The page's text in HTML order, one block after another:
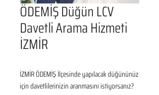
ÖDEMİŞ Düğün LCV
Davetli Arama Hizmeti
İZMİR
İZMİR ÖDEMİŞ İlçesinde yapılacak düğününüz
için davetlilerinizin aranmasını istiyorsanız?